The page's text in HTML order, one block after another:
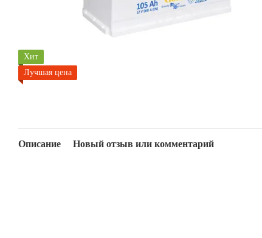
Хит
Лучшая цена
Описание Новый отзыв или комментарий